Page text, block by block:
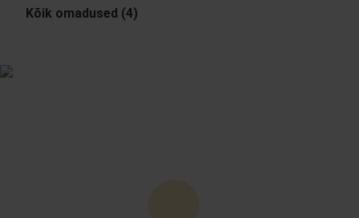
Kõik omadused (4)